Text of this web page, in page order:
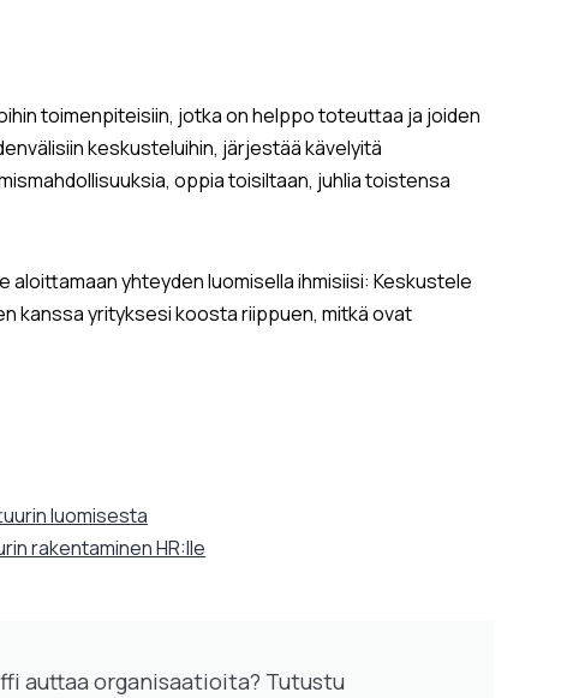
toimenpiteisiin, jotka on helppo toteuttaa ja joiden
keskusteluihin, järjestää kävelyitä
oppia toisiltaan, juhlia toistensa
yhteyden luomisella ihmisiisi: Keskustele
kanssa yrityksesi koosta riippuen, mitkä ovat
luomisesta
rakentaminen HR:lle
auttaa organisaatioita? Tutustu